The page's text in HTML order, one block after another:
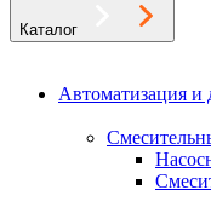
Каталог
Автоматизация и